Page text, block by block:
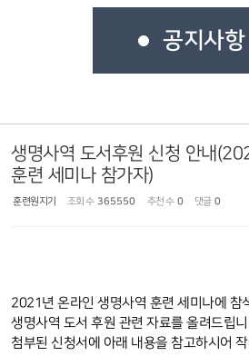
공지사항
생명사역 도서후원 신청 안내
훈련 세미나 참가자)
훈련원지기 조회 수 365550 추천 수 0 댓글 0
2021년 온라인 생명사역 훈련 세미나에 참
생명사역 도서 후원 관련 자료를 올려드립
첨부된 신청서에 아래 내용을 참고하시어